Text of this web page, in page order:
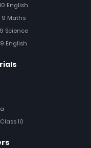
English
9 Maths
Science
English
10